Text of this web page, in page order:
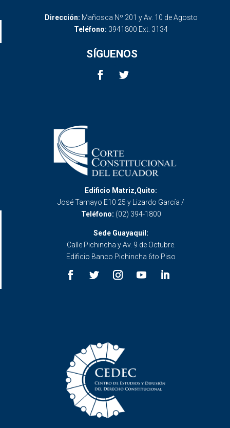
Dirección: Mañosca Nº 201 y Av. 10 de Agosto
Teléfono: 3941800 Ext. 3134
SÍGUENOS
Edificio Matriz,Quito:
José Tamayo E10 25 y Lizardo García /
Teléfono: (02) 394-1800
Sede Guayaquil:
Calle Pichincha y Av. 9 de Octubre.
Edificio Banco Pichincha 6to Piso